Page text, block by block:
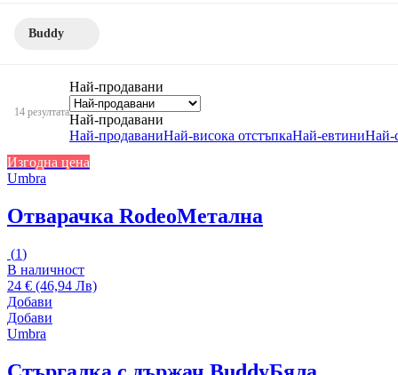
Buddy
14 резултата
Най-продавани
Най-продавани
Най-продаваниНай-висока отстъпкаНай-евтиниНай-
Изгодна цена
Umbra
Отварачка RodeoМетална
(1)
В наличност
24 € (46,94 Лв)
Добави
Добави
Umbra